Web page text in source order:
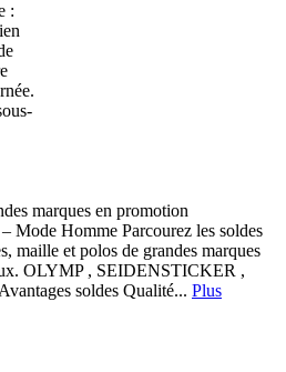
:
marques en promotion
Mode Homme Parcourez les soldes
maille et polos de grandes marques
OLYMP , SEIDENSTICKER ,
soldes Qualité... Plus